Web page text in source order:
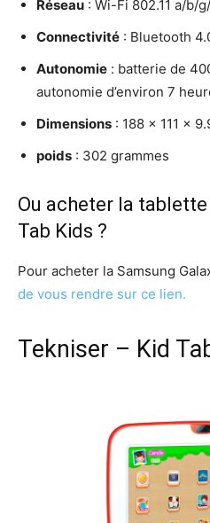
Réseau : Wi-Fi 802.11 a/b/
Connectivité : Bluetooth
Autonomie : batterie de
autonomie d’environ 7
Dimensions : 188 x 111 x
poids : 302 grammes
Ou acheter la
Tab Kids ?
Pour acheter la Samsung
de vous rendre sur ce lien.
Tekniser – Kid